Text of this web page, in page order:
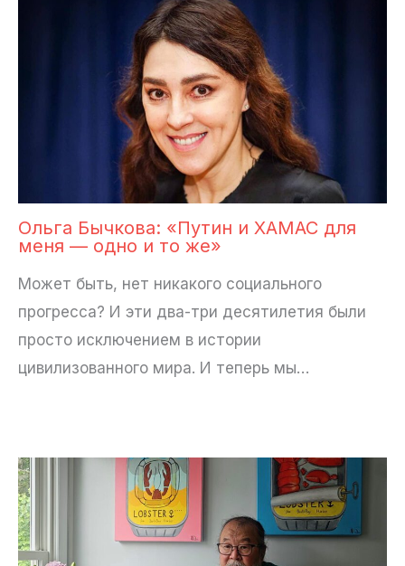
Ольга Бычкова: «Путин и ХАМАС для
меня — одно и то же»
Может быть, нет никакого социального
прогресса? И эти два-три десятилетия были
просто исключением в истории
цивилизованного мира. И теперь мы…